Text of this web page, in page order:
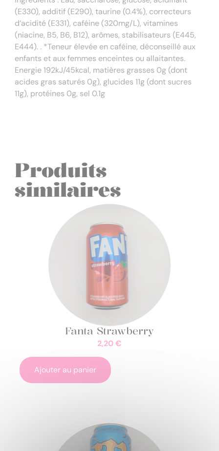
(E330), additif (E290), taurine (0.4%), correcteurs
d’acidité (E331), caféine (320mg/L), vitamines
(niacine, B5, B6, B12), arômes, stabilisateurs (E445,
E444). . *Teneur élevée en caféine, déconseillé aux
enfants et aux femmes enceintes ou allaitantes.
Energie 192kJ/45kcal, matières grasses 0g (dont
acides gras saturés 0g), glucides 11g (dont sucres
11g), protéines 0g, sel 0.1g
Produits
similaires
Fanta Strawberry
2,20€
Ajouter au panier